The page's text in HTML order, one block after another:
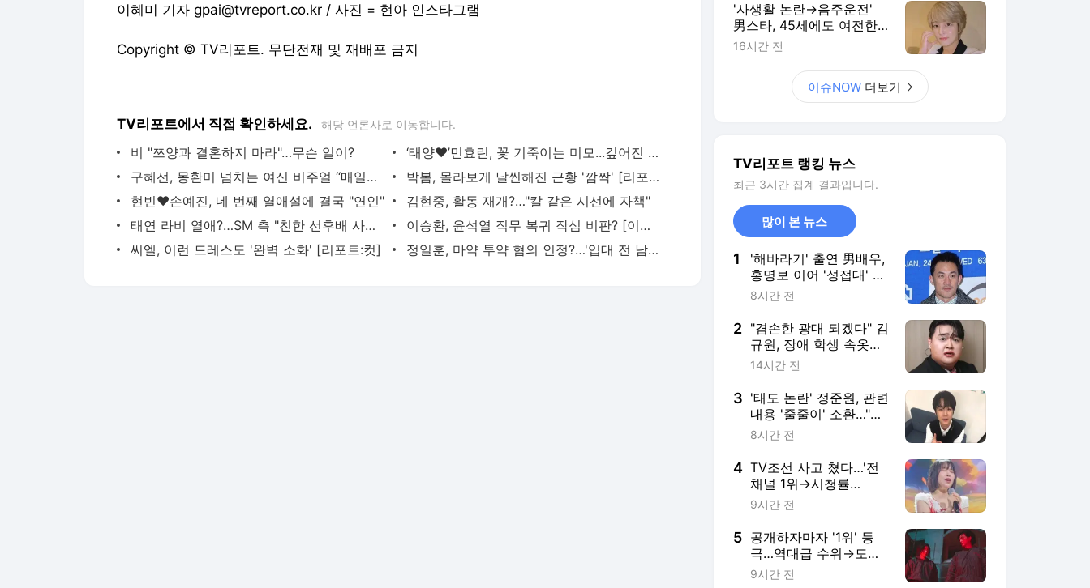
이혜미 기자 gpai@tvreport.co.kr / 사진 = 현아 인스타그램
Copyright © TV리포트. 무단전재 및 재배포 금지
TV리포트에서 직접 확인하세요. 해당 언론사로 이동합니다.
비 "쯔양과 결혼하지 마라"…무슨 일이?
‘태양♥’민효린, 꽃 기죽이는 미모...깊어진 고혹미 [리포트:컷]
구혜선, 몽환미 넘치는 여신 비주얼 “매일이 리즈 갱신” [리포트:컷]
박봄, 몰라보게 날씬해진 근황 '깜짝' [리포트:컷]
현빈♥손예진, 네 번째 열애설에 결국 "연인"
김현중, 활동 재개?…"칼 같은 시선에 자책"
태연 라비 열애?…SM 측 "친한 선후배 사이" [공식입장]
이승환, 윤석열 직무 복귀 작심 비판? [이슈 리포트]
씨엘, 이런 드레스도 '완벽 소화' [리포트:컷]
정일훈, 마약 투약 혐의 인정?…'입대 전 남긴 글' [이슈 리포트]
'사생활 논란→음주운전'
男스타, 45세에도 여전한
꽃미모…母과 달달한 시간
16시간 전
이슈NOW 더보기
TV리포트 랭킹 뉴스
최근 3시간 집계 결과입니다.
많이 본 뉴스
1
'해바라기' 출연 男배우,
홍명보 이어 '성접대' 축
구협회 저격…"상상 이
스타]
8시간 전
2 "겸손한 광대 되겠다" 김
규원, 장애 학생 속옷
'손세탁→졸업식 참
미담
14시간 전
3 '태도 논란' 정준원, 관련
내용 '줄줄이' 소환…"사
주서 입조심하라고" 누
8시간 전
4 TV조선 사고 쳤다…'전
채널 1위→시청률
3.3%'로 안방 극장 휩쓴
유')
9시간 전
5 공개하자마자 '1위' 등
극…역대급 수위→도파
민 폭발 전개로 평점 대
9시간 전